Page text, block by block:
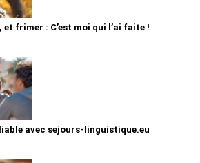
frimer : C’est moi qui l’ai faite !
avec sejours-linguistique.eu